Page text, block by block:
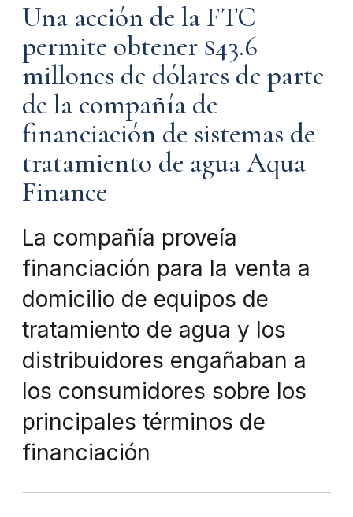
Una acción de la FTC
permite obtener $43.6
millones de dólares de parte
de la compañía de
financiación de sistemas de
tratamiento de agua Aqua
Finance
La compañía proveía
financiación para la venta a
domicilio de equipos de
tratamiento de agua y los
distribuidores engañaban a
los consumidores sobre los
principales términos de
financiación